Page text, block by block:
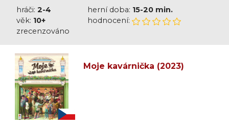
hráči: 2-4 herní doba: 15-20 min.
věk: 10+
hodnocení:
zrecenzováno
Moje kavárnička (2023)